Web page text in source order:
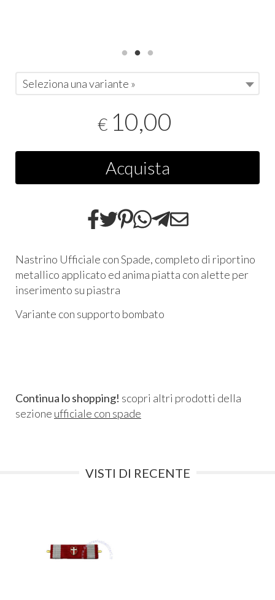
Seleziona una variante »
€ 10,00
Acquista
Nastrino Ufficiale con Spade, completo di riportino
metallico applicato ed anima piatta con alette per
inserimento su piastra
Variante con supporto bombato
Continua lo shopping! scopri altri prodotti della
sezione ufficiale con spade
VISTI DI RECENTE